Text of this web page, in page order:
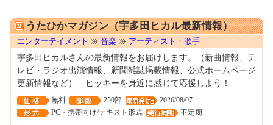
うたひかマガジン（宇多田ヒカル最新情報）
エンターテイメント 音楽 アーティスト・歌手
宇多田ヒカルさんの最新情報をお届けします。（新曲情報、テ
レビ・ラジオ出演情報、新聞雑誌掲載情報、公式ホームページ
更新情報など） ヒッキーを身近に感じて応援しよう！
無料 250部
2026/08/07
PC・携帯向け/テキスト形式
不定期